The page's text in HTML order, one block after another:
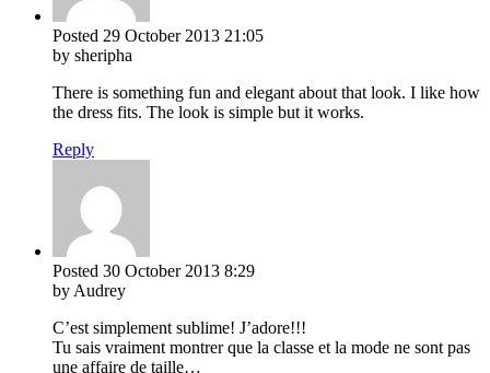
Posted 29 October 2013 21:05
by sheripha
There is something fun and elegant about that look. I like how
the dress fits. The look is simple but it works.
Reply
Posted 30 October 2013 8:29
by Audrey
C’est simplement sublime! J’adore!!!
Tu sais vraiment montrer que la classe et la mode ne sont pas
une affaire de taille…